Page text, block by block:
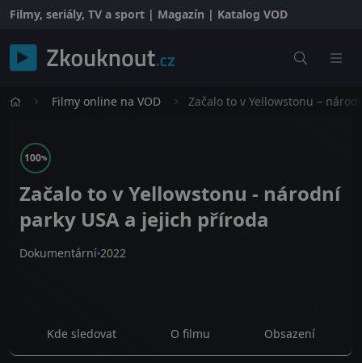
Filmy, seriály, TV a sport | Magazín | Katalog VOD
Filmy online na VOD Začalo to v Yellowstonu –
100%
Začalo to v Yellowstonu - národní
parky USA a jejich příroda
Dokumentární 2022
Kde sledovat O filmu Obsazení